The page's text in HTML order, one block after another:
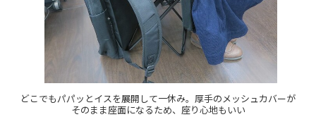
どこでもパパッとイスを展開して一休み。厚手のメッシュカバーが
そのまま座面になるため、座り心地もいい